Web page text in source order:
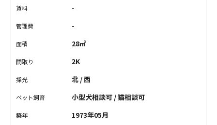
2Kなのですが、1Kの感覚です。
一緒だったのですが別にし、
のは難しいくらいのスペースです。
ク、クローゼット前に本棚を置いて、ミニ書斎みたいにした
い空間。
寝食の空間となると思うので、ソファベッド×ローテ
ーブルの組み合わせがお部屋を広く使えそう。
ペースあり。
ガスコンロは、お好きなものをお持ち込みくださ
賃料 -
管理費 -
面積 28㎡
間取り 2K
採光 北 / 西
ペット飼育 小型犬相談可 / 猫相談可
築年 1973年05月